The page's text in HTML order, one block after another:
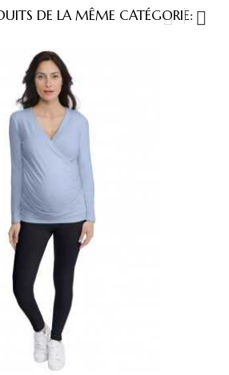
DE LA MÊME CATÉGORIE: